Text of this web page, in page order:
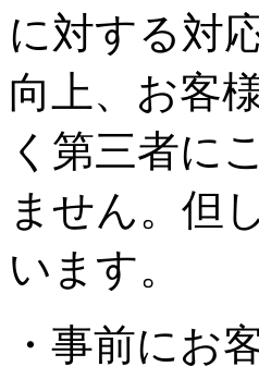
に対する対
向上、お客
く第三者に
ません。但
います。
・事前にお